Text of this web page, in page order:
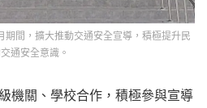
期間，擴大推動交通安全宣導，積極提升民
通安全意識。
機關、學校合作，積極參與宣導